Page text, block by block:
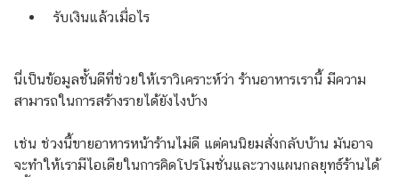
รับเงินแล้วเมื่อไร
นี่เป็นข้อมูลชั้นดีที่ช่วยให้เราวิเคราะห์ว่า ร้านอาหารเรานี้ มีความ
สามารถในการสร้างรายได้ยังไงบ้าง
เช่น ช่วงนี้ขายอาหารหน้าร้านไม่ดี แต่คนนิยมสั่งกลับบ้าน มันอาจ
จะทำให้เรามีไอเดียในการคิดโปรโมชั่นและวางแผนกลยุทธ์ร้านได้